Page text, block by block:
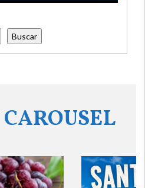
Buscar
CAROUSEL